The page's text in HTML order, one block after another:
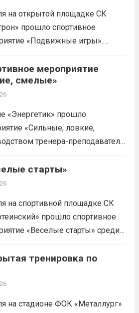
на открытой площадке СК
прошло спортивное
«Подвижные игры».
мероприятие
смелые»
«Энергетик» прошло
«Сильные, ловкие,
тренера-преподавателя
продемонстрировали
силовую выносливость и
старты»
на спортивной площадке СК
прошло спортивное
«Веселые старты» среди
на
главной целью
тренировка по
на стадионе ФОК «Металлург»